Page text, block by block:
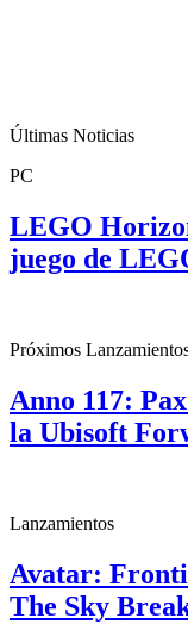
Últimas Noticias
PC
LEGO
juego de
Próximos
Anno 117:
la Ubisoft
Lanzamientos
Avatar:
The Sky